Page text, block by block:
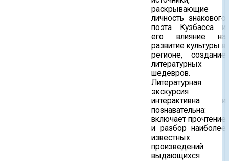
раскрывающие
личность знакового
поэта Кузбасса и
его влияние на
развитие культуры в
регионе, создание
литературных
шедевров.
Литературная
экскурсия
интерактивна и
познавательна:
включает прочтение
и разбор наиболее
известных
произведений
выдающихся